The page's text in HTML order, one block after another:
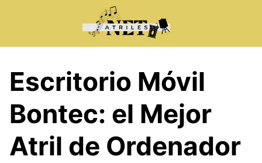
Escritorio Móvil
Bontec: el Mejor
Atril de Ordenador